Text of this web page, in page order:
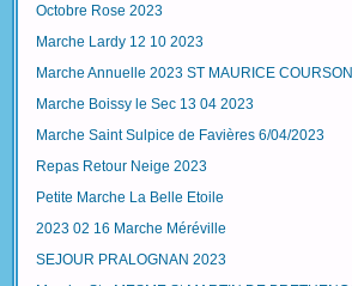
Octobre Rose 2023
Marche Lardy 12 10 2023
Marche Annuelle 2023 ST MAURICE COURSON
Marche Boissy le Sec 13 04 2023
Marche Saint Sulpice de Favières 6/04/2023
Repas Retour Neige 2023
Petite Marche La Belle Etoile
2023 02 16 Marche Méréville
SEJOUR PRALOGNAN 2023